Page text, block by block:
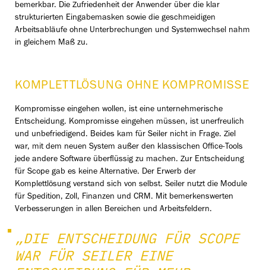
bemerkbar. Die Zufriedenheit der Anwender über die klar
strukturierten Eingabemasken sowie die geschmeidigen
Arbeitsabläufe ohne Unterbrechungen und Systemwechsel nahm
in gleichem Maß zu.
KOMPLETTLÖSUNG OHNE KOMPROMISSE
Kompromisse eingehen wollen, ist eine unternehmerische
Entscheidung. Kompromisse eingehen müssen, ist unerfreulich
und unbefriedigend. Beides kam für Seiler nicht in Frage. Ziel
war, mit dem neuen System außer den klassischen Office-Tools
jede andere Software überflüssig zu machen. Zur Entscheidung
für Scope gab es keine Alternative. Der Erwerb der
Komplettlösung verstand sich von selbst. Seiler nutzt die Module
für Spedition, Zoll, Finanzen und CRM. Mit bemerkenswerten
Verbesserungen in allen Bereichen und Arbeitsfeldern.
„DIE ENTSCHEIDUNG FÜR SCOPE
WAR FÜR SEILER EINE